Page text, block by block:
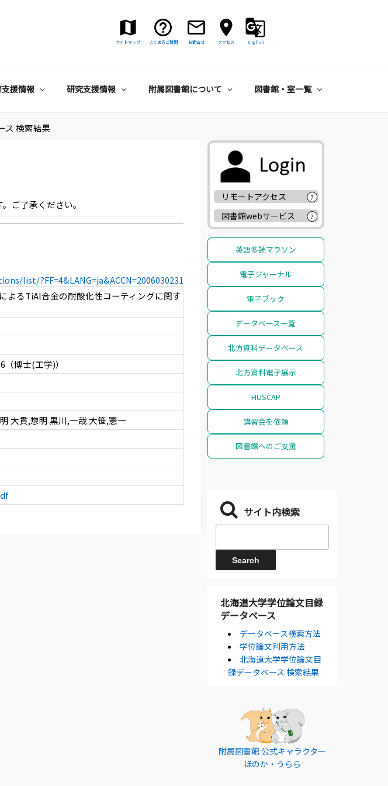
サイトマップ よくあるご質問 お問合せ アクセス English
援情報 研究支援情報 附属図書館について 図書館・室一覧
ス 検索結果
ご了承ください。
list/?FF=4&LANG=ja&ACCN=2006030231
よるTiAl合金の耐酸化性コーティングに関す
博士(工学)）
大貫,惣明 黒川,一哉 大笹,憲一
リモートアクセス ?
図書館webサービス ?
英語多読マラソン
電子ジャーナル
電子ブック
データベース一覧
北方資料データベース
北方資料電子展示
HUSCAP
講習会を依頼
図書館へのご支援
サイト内検索
北海道大学学位論文目録
データベース
データベース検索方法
学位論文利用方法
北海道大学学位論文目
録データベース 検索結果
附属図書館 公式キャラクター
ほのか・うらら